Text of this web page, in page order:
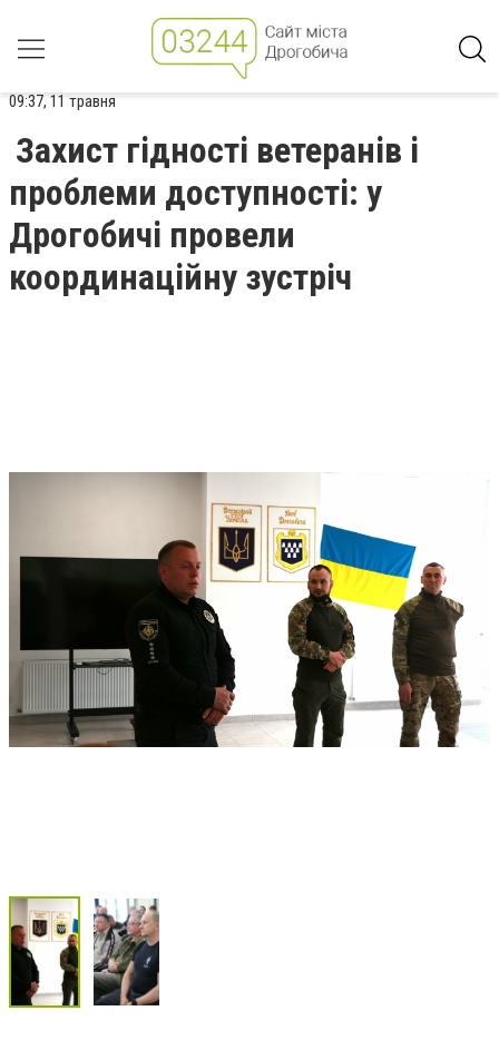
09:37, 11 травня
Захист гідності ветеранів і
проблеми доступності: у
Дрогобичі провели
координаційну зустріч